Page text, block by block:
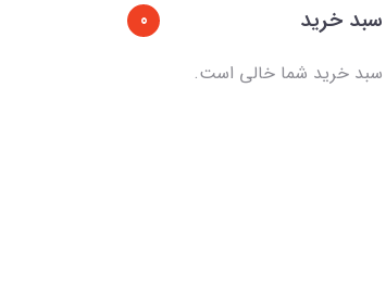
سبد خرید
0
سبد خرید شما خالی است.